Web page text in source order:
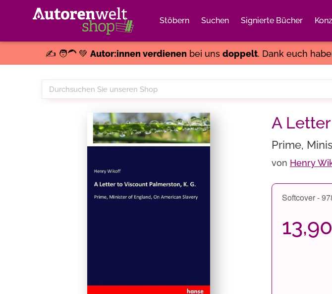
Stöbern Suchen Signierte Bücher
✍️ 🧑‍🦱 💚 Autor:innen verdienenbei uns doppelt. Dank euch
Durchsuchen
Sie
A
Prime,
von Henry
Softcover -